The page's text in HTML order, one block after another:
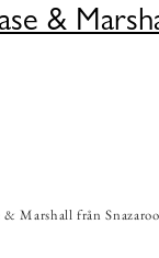
&
& Marshall från Snazaroo